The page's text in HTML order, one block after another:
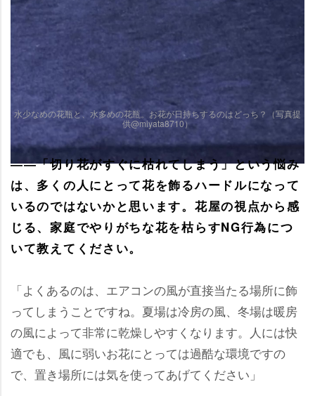
水少なめの花瓶と、水多めの花瓶。お花が日持ちするのはどっち？（写真提
供@miyata8710）
――「切り花がすぐに枯れてしまう」という悩み
は、多くの人にとって花を飾るハードルになって
いるのではないかと思います。花屋の視点から感
じる、家庭でやりがちな花を枯らすNG行為につ
いて教えてください。
「よくあるのは、エアコンの風が直接当たる場所に飾
ってしまうことですね。夏場は冷房の風、冬場は暖房
の風によって非常に乾燥しやすくなります。人には快
適でも、風に弱いお花にとっては過酷な環境ですの
で、置き場所には気を使ってあげてください」